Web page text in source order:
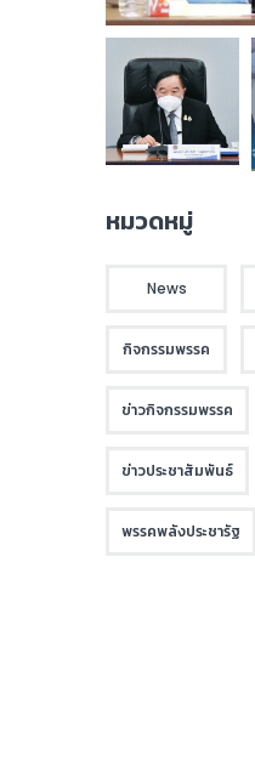
หมวดหมู่
News
กิจกรรมพรรค
ข่าวกิจกรรมพรรค
ข่าวประชาสัมพันธ์
พรรคพลังประชารัฐ